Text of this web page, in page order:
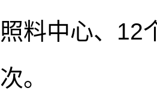
照料中心、12
次。